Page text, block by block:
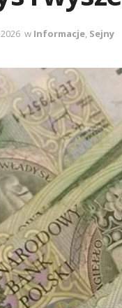
w Informacje, Sejny